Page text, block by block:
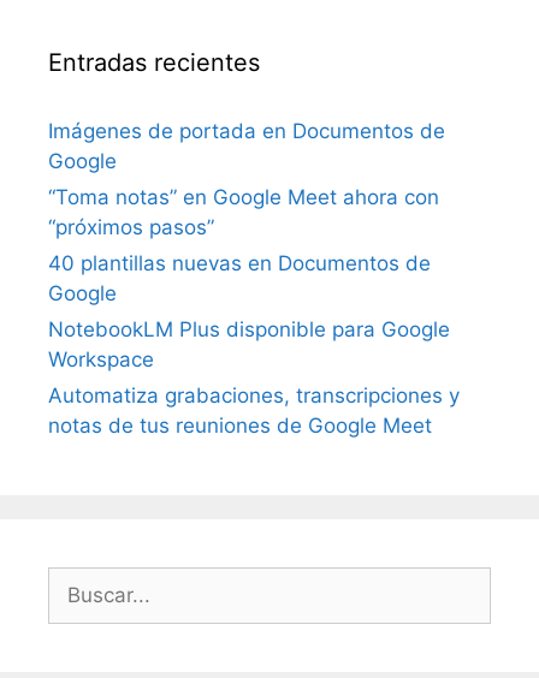
Entradas recientes
Imágenes de portada en Documentos de
Google
“Toma notas” en Google Meet ahora con
“próximos pasos”
40 plantillas nuevas en Documentos de
Google
NotebookLM Plus disponible para Google
Workspace
Automatiza grabaciones, transcripciones y
notas de tus reuniones de Google Meet
Buscar: